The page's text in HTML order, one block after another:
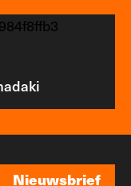
Nieuwsbrief